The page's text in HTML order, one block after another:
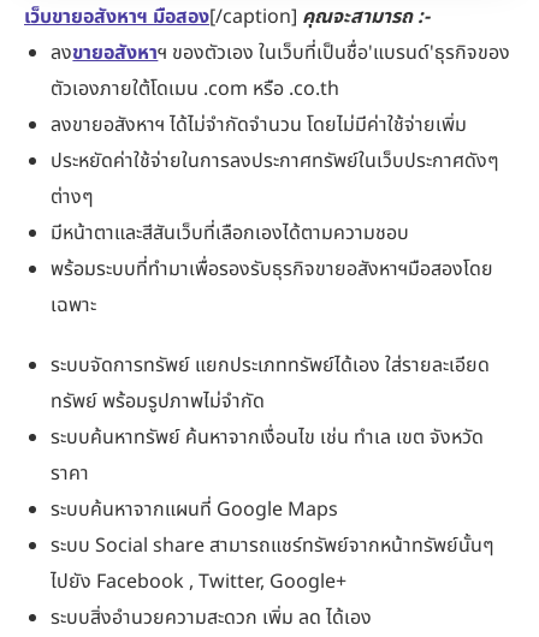
เว็บขายอสังหาฯ มือสอง[/caption] คุณจะสามารถ :-
ลงขายอสังหาฯ ของตัวเอง ในเว็บที่เป็นชื่อ'แบรนด์'ธุรกิจของ
ตัวเองภายใต้โดเมน .com หรือ .co.th
ลงขายอสังหาฯ ได้ไม่จำกัดจำนวน โดยไม่มีค่าใช้จ่ายเพิ่ม
ประหยัดค่าใช้จ่ายในการลงประกาศทรัพย์ในเว็บประกาศดังๆ
ต่างๆ
มีหน้าตาและสีสันเว็บที่เลือกเองได้ตามความชอบ
พร้อมระบบที่ทำมาเพื่อรองรับธุรกิจขายอสังหาฯมือสองโดย
เฉพาะ
ระบบจัดการทรัพย์ แยกประเภททรัพย์ได้เอง ใส่รายละเอียด
ทรัพย์ พร้อมรูปภาพไม่จำกัด
ระบบค้นหาทรัพย์ ค้นหาจากเงื่อนไข เช่น ทำเล เขต จังหวัด
ราคา
ระบบค้นหาจากแผนที่ Google Maps
ระบบ Social share สามารถแชร์ทรัพย์จากหน้าทรัพย์นั้นๆ
ไปยัง Facebook , Twitter, Google+
ระบบสิ่งอำนวยความสะดวก เพิ่ม ลด ได้เอง